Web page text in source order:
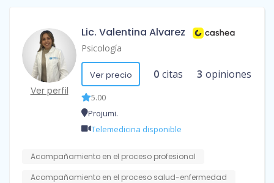
Ver perfil
Lic. Valentina Alvarez
Psicología
Ver precio 0 citas 3 opiniones
5.00
Projumi.
Telemedicina disponible
Acompañamiento en el proceso profesional
Acompañamiento en el proceso salud-enfermedad